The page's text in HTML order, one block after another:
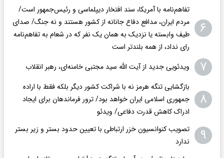
۶
تفاهم‌نامه با آمریکا، سند افتخار دیپلماسی و رئیس‌جمهور است/
مردم ایران، مدافع دفاع جانانه از کشور هستند و نه جنگ/ صدای
طیف وابسته یا نزدیک به همان یک نفر که در شعام به تفاهم‌نامه
رای نداد، از همه بلندتر است
۷ ویدئویی جدید از آیت الله سید مجتبی خامنه‌ای، رهبر انقلاب
۸
بازگشایی تنگه هرمز نه با شراکت کشور دیگر بلکه فقط با اراده
جمهوری اسلامی ایران خواهد بود/ ترور فرماندهان برای ایجاد
ادراک کاهش قدرت دفاعی/ ویدئو
۹
تصویب کنوانسیون خزر ارتباطی با تعیین حدود بستر و زیر بستر
ندارد